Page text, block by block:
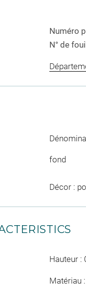
Numéro
N° de
fond
Décor :
Hauteur :
Matériau